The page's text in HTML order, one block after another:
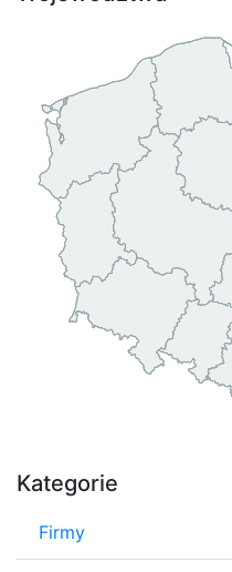
Kategorie
Firmy